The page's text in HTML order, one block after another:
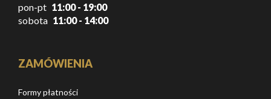
pon-pt 11:00 - 19:00
sobota 11:00 - 14:00
ZAMÓWIENIA
Formy płatności